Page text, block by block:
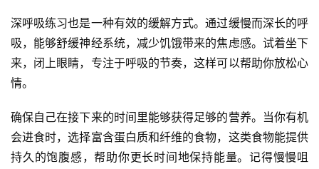
深呼吸练习也是一种有效的缓解方式。通过缓慢而深长的呼
吸，能够舒缓神经系统，减少饥饿带来的焦虑感。试着坐下
来，闭上眼睛，专注于呼吸的节奏，这样可以帮助你放松心
情。
确保自己在接下来的时间里能够获得足够的营养。当你有机
会进食时，选择富含蛋白质和纤维的食物，这类食物能提供
持久的饱腹感，帮助你更长时间地保持能量。记得慢慢咀